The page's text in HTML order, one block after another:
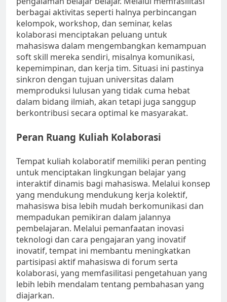
berbagai aktivitas seperti halnya perbincangan
kelompok, workshop, dan seminar, kelas
kolaborasi menciptakan peluang untuk
mahasiswa dalam mengembangkan kemampuan
soft skill mereka sendiri, misalnya komunikasi,
kepemimpinan, dan kerja tim. Situasi ini pastinya
sinkron dengan tujuan universitas dalam
memproduksi lulusan yang tidak cuma hebat
dalam bidang ilmiah, akan tetapi juga sanggup
berkontribusi secara optimal ke masyarakat.
Peran Ruang Kuliah Kolaborasi
Tempat kuliah kolaboratif memiliki peran penting
untuk menciptakan lingkungan belajar yang
interaktif dinamis bagi mahasiswa. Melalui konsep
yang mendukung mendukung kerja kolektif,
mahasiswa bisa lebih mudah berkomunikasi dan
mempadukan pemikiran dalam jalannya
pembelajaran. Melalui pemanfaatan inovasi
teknologi dan cara pengajaran yang inovatif
inovatif, tempat ini membantu meningkatkan
partisipasi aktif mahasiswa di forum serta
kolaborasi, yang memfasilitasi pengetahuan yang
lebih lebih mendalam tentang pembahasan yang
diajarkan.